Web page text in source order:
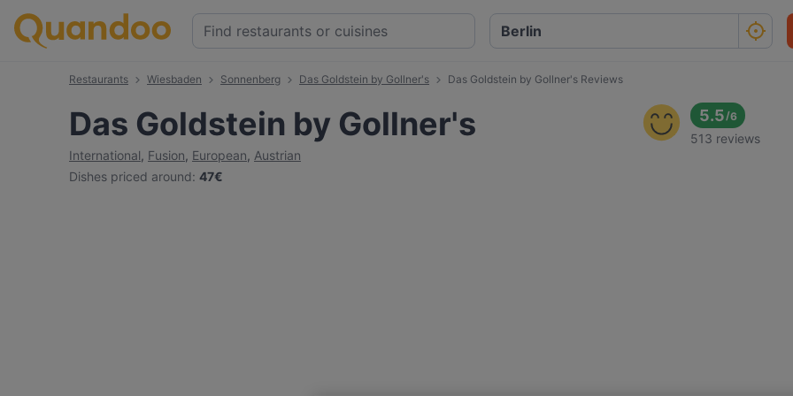
Restaurants Wiesbaden Sonnenberg Das Goldstein by Gollner's Das Goldstein by Gollner's Reviews
Das Goldstein by Gollner's
International, Fusion, European, Austrian
Dishes priced around: 47€
5.5/6
513 reviews